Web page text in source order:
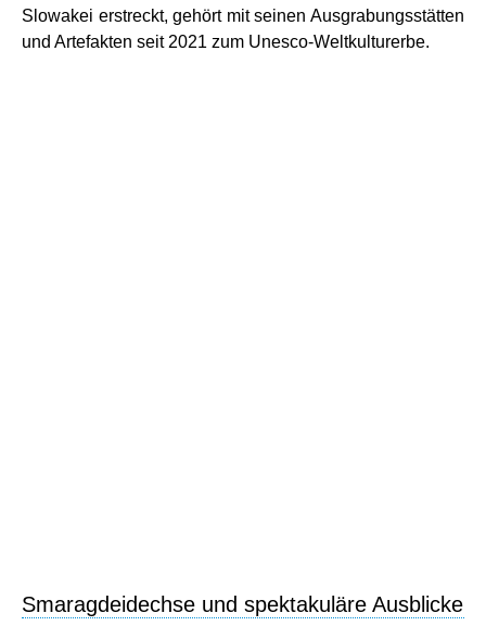
Slowakei erstreckt, gehört mit seinen Ausgrabungsstätten
und Artefakten seit 2021 zum Unesco-Weltkulturerbe.
Smaragdeidechse und spektakuläre Ausblicke